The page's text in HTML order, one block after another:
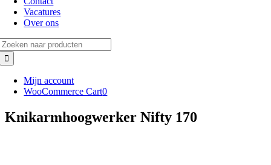
Vacatures
Over ons
Mijn account
WooCommerce Cart0
Knikarmhoogwerker Nifty 170